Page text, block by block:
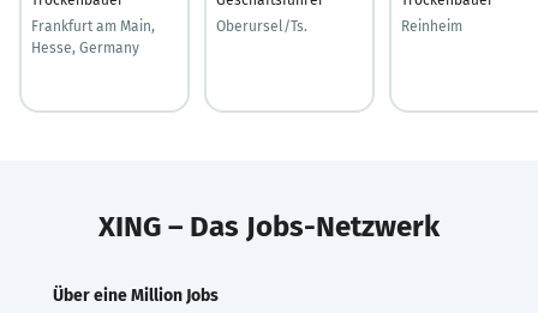
Frankfurt am Main,
Hesse, Germany
Oberursel/Ts.
Reinheim
XING – Das Jobs-Netzwerk
Über eine Million Jobs